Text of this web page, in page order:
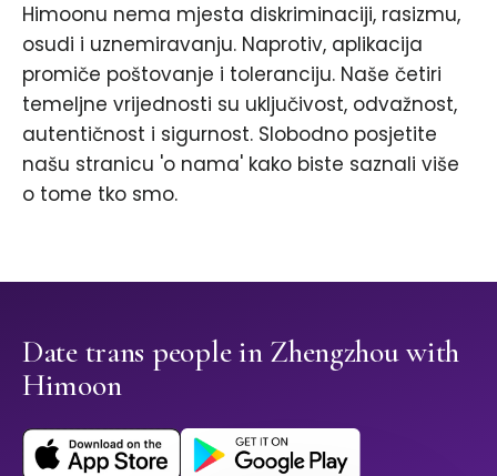
Himoonu nema mjesta diskriminaciji, rasizmu,
osudi i uznemiravanju. Naprotiv, aplikacija
promiče poštovanje i toleranciju. Naše četiri
temeljne vrijednosti su uključivost, odvažnost,
autentičnost i sigurnost. Slobodno posjetite
našu stranicu 'o nama' kako biste saznali više
o tome tko smo.
Date trans people in Zhengzhou with
Himoon